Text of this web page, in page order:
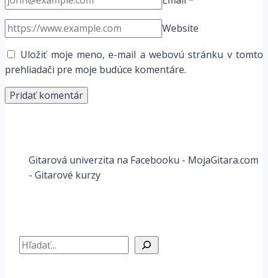
Website
Uložiť moje meno, e-mail a webovú stránku v tomto
prehliadači pre moje budúce komentáre.
Gitarová univerzita na Facebooku - MojaGitara.com
- Gitarové kurzy
Hľadať